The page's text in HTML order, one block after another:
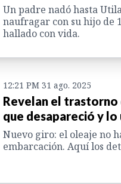
Un padre nadó hasta
naufragar con su hijo de
hallado con vida.
12:21 PM 31 ago. 2025
Revelan el trastorno
que desapareció y
Nuevo giro: el oleaje no
embarcación. Aquí los